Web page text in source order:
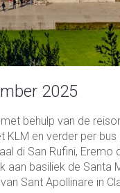
2025
behulp van de
en verder per
di San Rufini, Eremo
basiliek de Santa
Sant Apollinare in